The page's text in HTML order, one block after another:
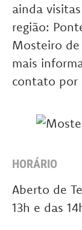
ainda
região:
Mosteiro de
mais
contato por
HORÁRIO
Aberto de
13h e das